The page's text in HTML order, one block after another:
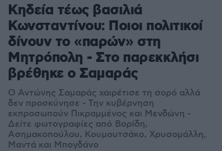
Κηδεία τέως βασιλιά
Κωνσταντίνου: Ποιοι πολιτικοί
δίνουν το «παρών» στη
Μητρόπολη - Στο παρεκκλήσι
βρέθηκε ο Σαμαράς
Ο Αντώνης Σαμαράς χαιρέτισε τη σορό αλλά
δεν προσκύνησε - Την κυβέρνηση
εκπροσωπούν Πικραμμένος και Μενδώνη -
Δείτε φωτογραφίες από Βορίδη,
Ασημακοπούλου, Κουμουτσάκο, Χρυσομάλλη,
Μαντά και Μπογδάνο